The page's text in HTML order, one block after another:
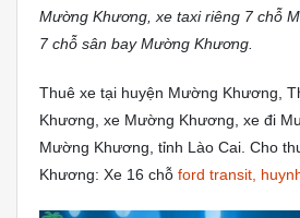
Mường Khương, xe taxi riêng 7 chỗ
7 chỗ sân bay Mường Khương.
Thuê xe tại huyện Mường Khương,
Khương, xe Mường Khương, xe đi
Mường Khương, tỉnh Lào Cai. Cho
Khương: Xe 16 chỗ ford transit,